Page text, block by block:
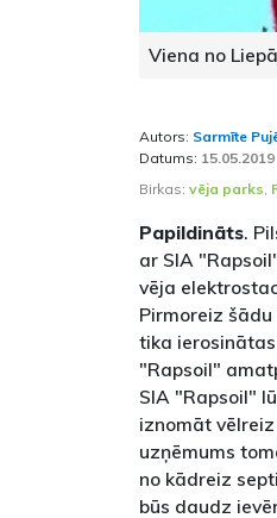
Viena no
Autors: Sarmīte
Datums: 15.05.2019
Birkas: vēja parks,
Papildināts.
ar SIA
vēja
Pirmoreiz
tika
"Rapsoil"
SIA "Rapsoil"
iznomāt
uzņēmums
no kādreiz
būs daudz